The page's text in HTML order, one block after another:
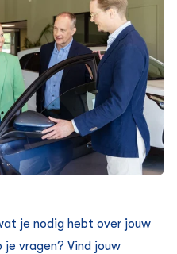
je nodig hebt over jouw
je vragen? Vind jouw